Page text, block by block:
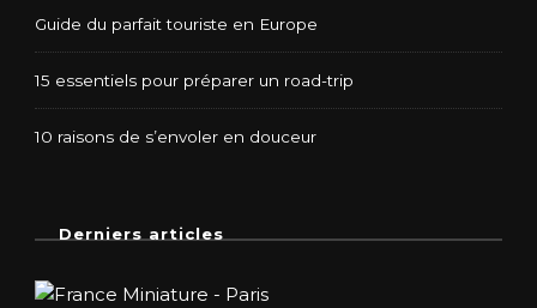
Guide du parfait touriste en Europe
15 essentiels pour préparer un road-trip
10 raisons de s’envoler en douceur
Derniers articles